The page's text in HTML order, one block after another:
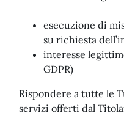
esecuzione di
su richiesta
interesse
GDPR)
Rispondere a tutte le
servizi offerti dal